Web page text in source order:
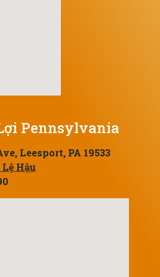
Pennsylvania
Leesport, PA 19533
Hậu